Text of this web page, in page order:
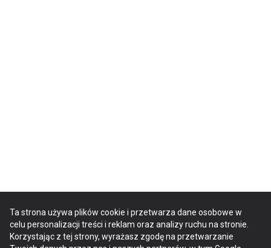
Ta strona używa plików cookie i przetwarza dane osobowe w
celu personalizacji treści i reklam oraz analizy ruchu na stronie.
Korzystając z tej strony, wyrażasz zgodę na przetwarzanie